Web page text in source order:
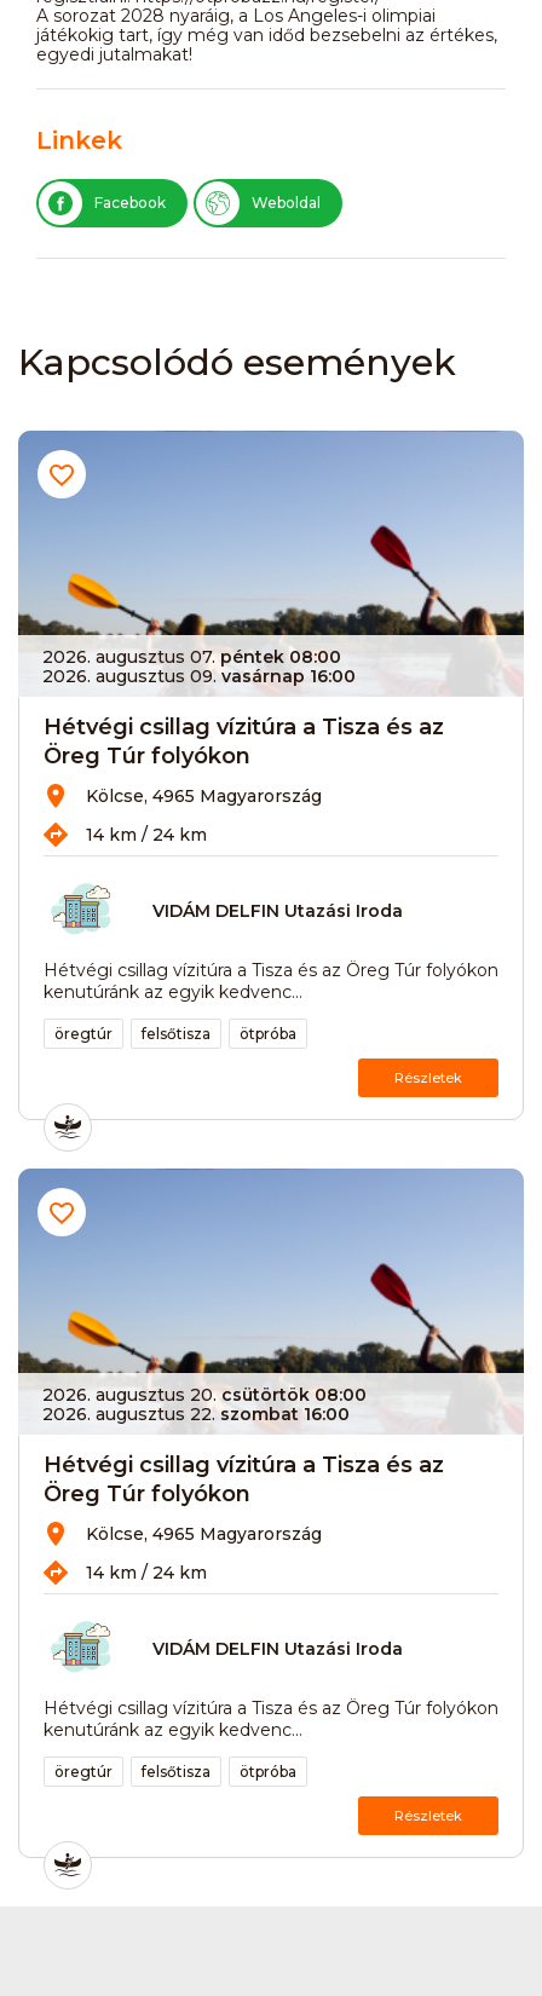
A sorozat 2028 nyaráig, a Los Angeles-i olimpiai
játékokig tart, így még van időd bezsebelni az értékes,
egyedi jutalmakat!
Linkek
Facebook Weboldal
Kapcsolódó események
2026. augusztus 07. péntek 08:00
2026. augusztus 09. vasárnap 16:00
Hétvégi csillag vízitúra a Tisza és az
Öreg Túr folyókon
Kölcse, 4965 Magyarország
14 km / 24 km
VIDÁM DELFIN Utazási Iroda
Hétvégi csillag vízitúra a Tisza és az Öreg Túr folyókon
kenutúránk az egyik kedvenc...
öregtúr felsőtisza ötpróba
Részletek
2026. augusztus 20. csütörtök 08:00
2026. augusztus 22. szombat 16:00
Hétvégi csillag vízitúra a Tisza és az
Öreg Túr folyókon
Kölcse, 4965 Magyarország
14 km / 24 km
VIDÁM DELFIN Utazási Iroda
Hétvégi csillag vízitúra a Tisza és az Öreg Túr folyókon
kenutúránk az egyik kedvenc...
öregtúr felsőtisza ötpróba
Részletek